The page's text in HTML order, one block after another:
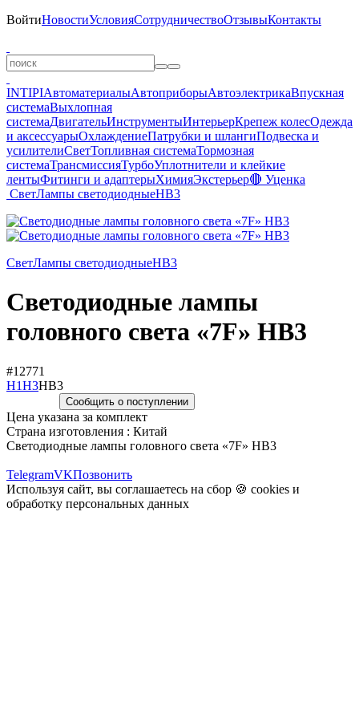
ВойтиНовостиУсловияСотрудничествоОтзывыКонтакты
INTIPIАвтоматериалыАвтоприборыАвтоэлектрикаВпускная
системаВыхлопная
системаДвигательИнструментыИнтерьерКрепеж колесОдежда
и аксессуарыОхлаждениеПатрубки и шлангиПодвеска и
усилителиСветТопливная системаТормозная
системаТрансмиссияТурбоУплотнители и клейкие
лентыФитинги и адаптерыХимияЭкстерьер🔴 Уценка
СветЛампы светодиодныеHB3
СветЛампы светодиодныеHB3
Светодиодные лампы
головного света «7F» HB3
#12771
H1H3HB3
Сообщить о поступлении
Цена указана за комплект
Страна изготовления : Китай
Светодиодные лампы головного света «7F» HB3
TelegramVKПозвонить
Используя сайт, вы соглашаетесь на сбор 🍪 cookies и
обработку персональных данных